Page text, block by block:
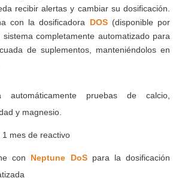
recibir alertas y cambiar su dosificación.
con la dosificadora DOS(disponible por
completamente automatizado para
de suplementos, manteniéndolos en
automáticamente pruebas de calcio,
y magnesio.
1 mes de reactivo
con Neptune DoSpara la dosificación